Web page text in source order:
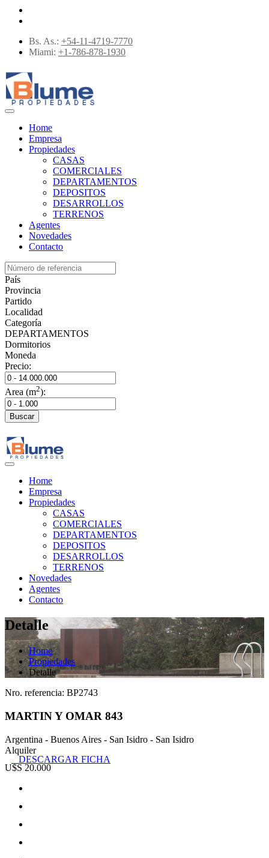
Bs. As.: +54-11-4719-7770
Miami: +1-786-878-1930
Home
Empresa
Propiedades
CASAS
COMERCIALES
DEPARTAMENTOS
DEPOSITOS
DESARROLLOS
TERRENOS
Agentes
Novedades
Contacto
País
Provincia
Partido
Localidad
Categoría
DEPARTAMENTOS
Dormitorios
Moneda
Precio:
Area (m2):
Buscar
Home
Empresa
Propiedades
CASAS
COMERCIALES
DEPARTAMENTOS
DEPOSITOS
DESARROLLOS
TERRENOS
Novedades
Agentes
Contacto
Detalle
Home
Propiedades
Detalle
Nro. referencia: BP2743
MARTIN Y OMAR 843
Argentina - Buenos Aires - San Isidro - San Isidro
Alquiler
DESCARGAR FICHA
U$S 20.000